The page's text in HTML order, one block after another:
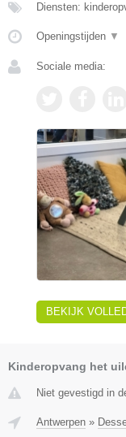
Diensten:
Openingstijden ▼
Sociale media:
BEKIJK
Kinderopvang het
Niet gevestigd in
Antwerpen »